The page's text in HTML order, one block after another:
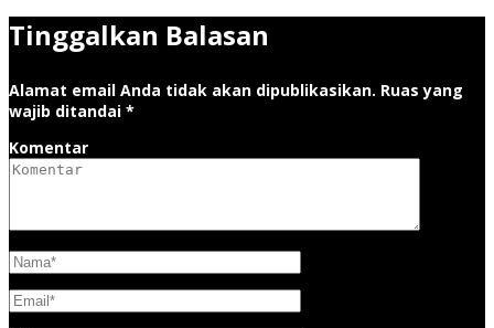
Tinggalkan Balasan
Alamat email Anda tidak akan dipublikasikan. Ruas yang
wajib ditandai *
Komentar